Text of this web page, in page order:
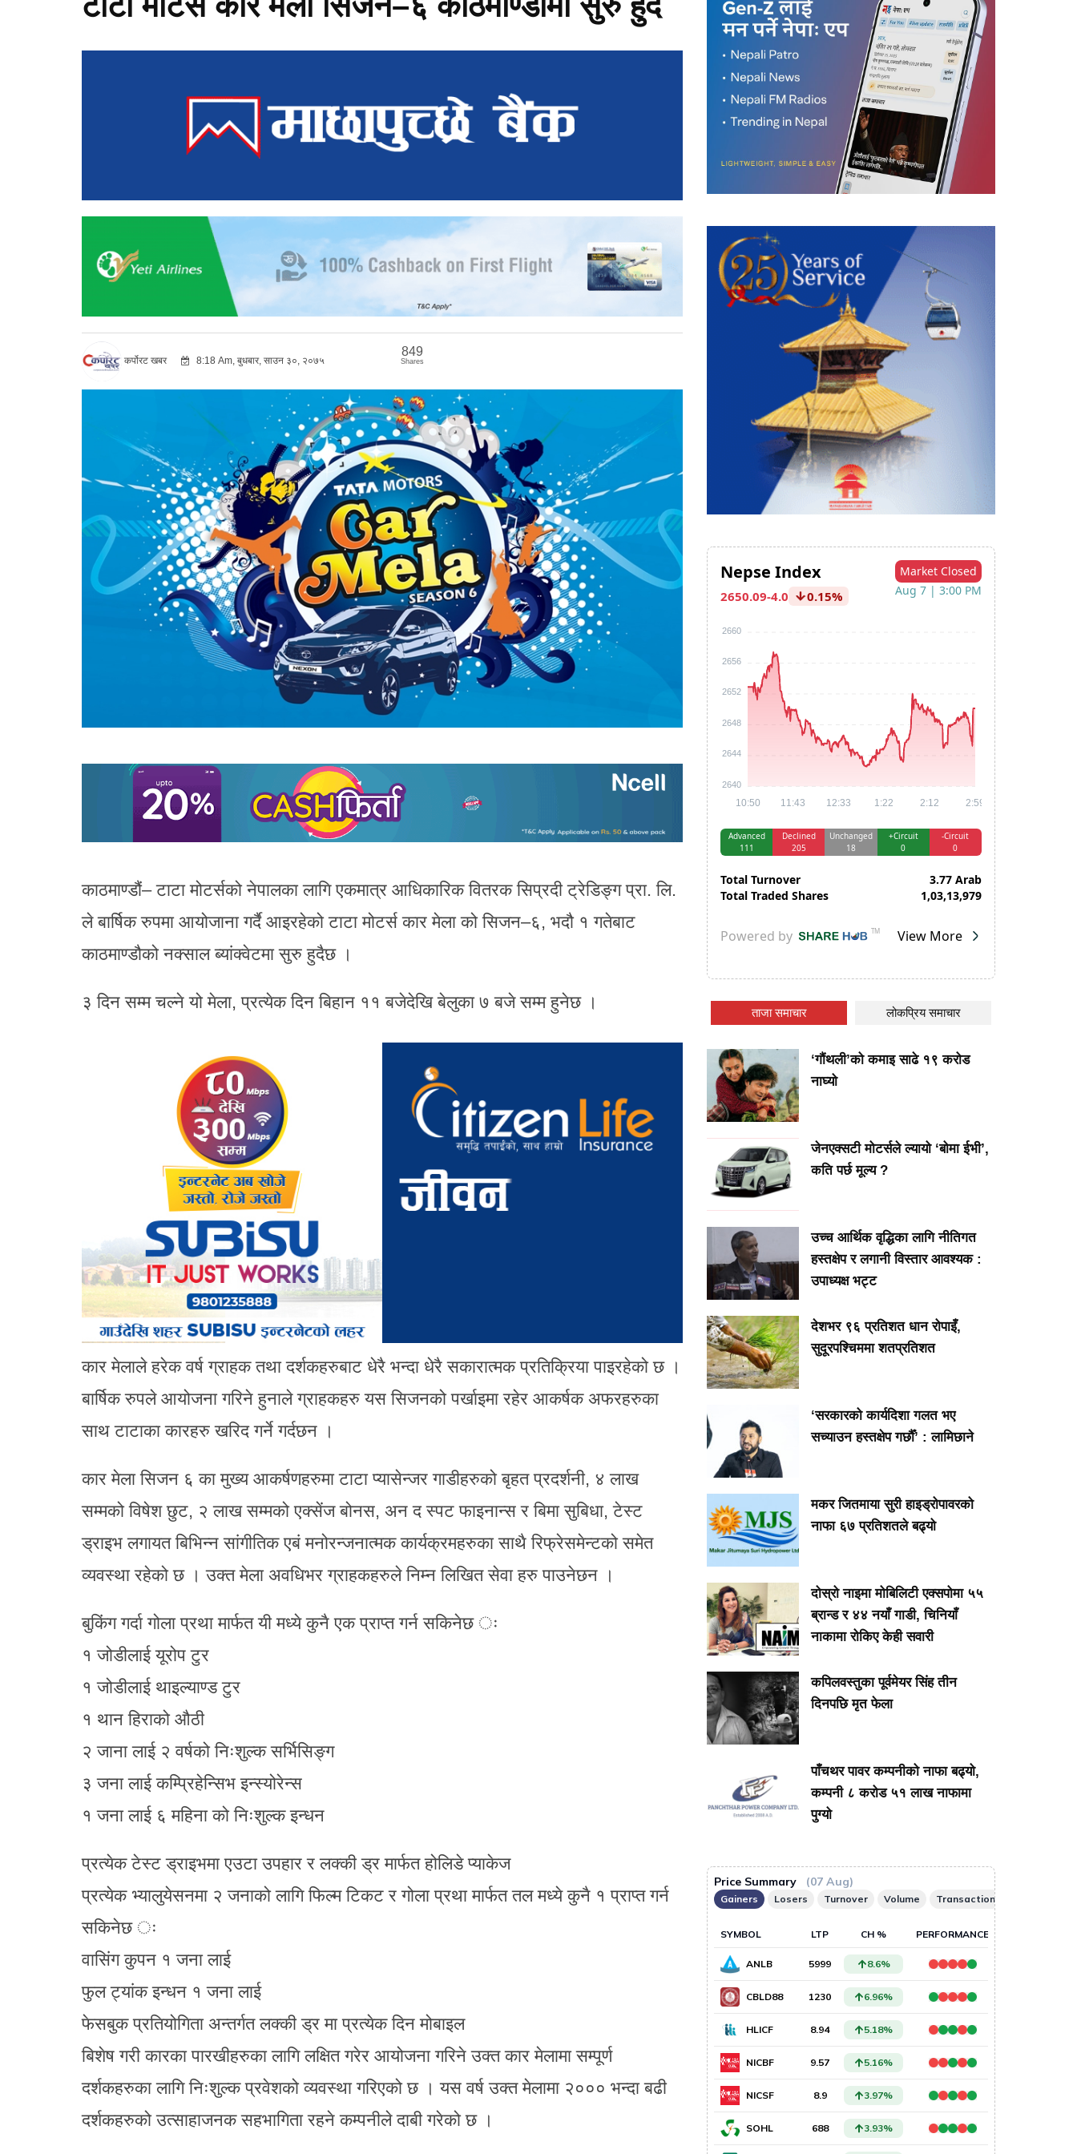
कर्पोरट खबर 8:18 Am, बुधबार, साउन ३०, २०७५
849
Shares
काठमाण्डौं– टाटा मोटर्सको नेपालका लागि एकमात्र आधिकारिक वितरक सिप्रदी ट्रेडिङ्ग प्रा. लि.
ले बार्षिक रुपमा आयोजाना गर्दै आइरहेको टाटा मोटर्स कार मेला को सिजन–६, भदौ १ गतेबाट
काठमाण्डौको नक्साल ब्यांक्वेटमा सुरु हुदैछ ।
३ दिन सम्म चल्ने यो मेला, प्रत्येक दिन बिहान ११ बजेदेखि बेलुका ७ बजे सम्म हुनेछ ।
कार मेलाले हरेक वर्ष ग्राहक तथा दर्शकहरुबाट धेरै भन्दा धेरै सकारात्मक प्रतिक्रिया पाइरहेको छ ।
बार्षिक रुपले आयोजना गरिने हुनाले ग्राहकहरु यस सिजनको पर्खाइमा रहेर आकर्षक अफरहरुका
साथ टाटाका कारहरु खरिद गर्ने गर्दछन ।
कार मेला सिजन ६ का मुख्य आकर्षणहरुमा टाटा प्यासेन्जर गाडीहरुको बृहत प्रदर्शनी, ४ लाख
सम्मको विषेश छुट, २ लाख सम्मको एक्सेंज बोनस, अन द स्पट फाइनान्स र बिमा सुबिधा, टेस्ट
ड्राइभ लगायत बिभिन्न सांगीतिक एबं मनोरन्जनात्मक कार्यक्रमहरुका साथै रिफ्रेसमेन्टको समेत
व्यवस्था रहेको छ । उक्त मेला अवधिभर ग्राहकहरुले निम्न लिखित सेवा हरु पाउनेछन ।
बुकिंग गर्दा गोला प्रथा मार्फत यी मध्ये कुनै एक प्राप्त गर्न सकिनेछ ः
१ जोडीलाई यूरोप टुर
१ जोडीलाई थाइल्याण्ड टुर
१ थान हिराको औठी
२ जाना लाई २ वर्षको निःशुल्क सर्भिसिङ्ग
३ जना लाई कम्प्रिहेन्सिभ इन्स्योरेन्स
१ जना लाई ६ महिना को निःशुल्क इन्धन
प्रत्येक टेस्ट ड्राइभमा एउटा उपहार र लक्की ड्र मार्फत होलिडे प्याकेज
प्रत्येक भ्यालुयेसनमा २ जनाको लागि फिल्म टिकट र गोला प्रथा मार्फत तल मध्ये कुनै १ प्राप्त गर्न
सकिनेछ ः
वासिंग कुपन १ जना लाई
फुल ट्यांक इन्धन १ जना लाई
फेसबुक प्रतियोगिता अन्तर्गत लक्की ड्र मा प्रत्येक दिन मोबाइल
बिशेष गरी कारका पारखीहरुका लागि लक्षित गरेर आयोजना गरिने उक्त कार मेलामा सम्पूर्ण
दर्शकहरुका लागि निःशुल्क प्रवेशको व्यवस्था गरिएको छ । यस वर्ष उक्त मेलामा २००० भन्दा बढी
दर्शकहरुको उत्साहाजनक सहभागिता रहने कम्पनीले दाबी गरेको छ ।
ताजा समाचार लोकप्रिय समाचार
‘गौंथली’को कमाइ साढे १९ करोड
नाघ्यो
जेनएक्सटी मोटर्सले ल्यायो ‘बोमा ईभी’,
कति पर्छ मूल्य ?
उच्च आर्थिक वृद्धिका लागि नीतिगत
हस्तक्षेप र लगानी विस्तार आवश्यक :
उपाध्यक्ष भट्ट
देशभर ९६ प्रतिशत धान रोपाइँ,
सुदूरपश्चिममा शतप्रतिशत
‘सरकारको कार्यदिशा गलत भए
सच्याउन हस्तक्षेप गर्छौँ’ : लामिछाने
मकर जितमाया सुरी हाइड्रोपावरको
नाफा ६७ प्रतिशतले बढ्यो
दोस्रो नाइमा मोबिलिटी एक्सपोमा ५५
ब्रान्ड र ४४ नयाँ गाडी, चिनियाँ
नाकामा रोकिए केही सवारी
कपिलवस्तुका पूर्वमेयर सिंह तीन
दिनपछि मृत फेला
पाँचथर पावर कम्पनीको नाफा बढ्यो,
कम्पनी ८ करोड ५१ लाख नाफामा
पुग्यो